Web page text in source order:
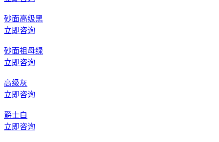
砂面高级黑
立即咨询
砂面祖母绿
立即咨询
高级灰
立即咨询
爵士白
立即咨询